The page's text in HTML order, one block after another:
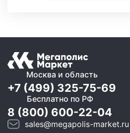
Москва и область
+7 (499) 325-75-69
Бесплатно по РФ
8 (800) 600-22-04
sales@megapolis-market.ru